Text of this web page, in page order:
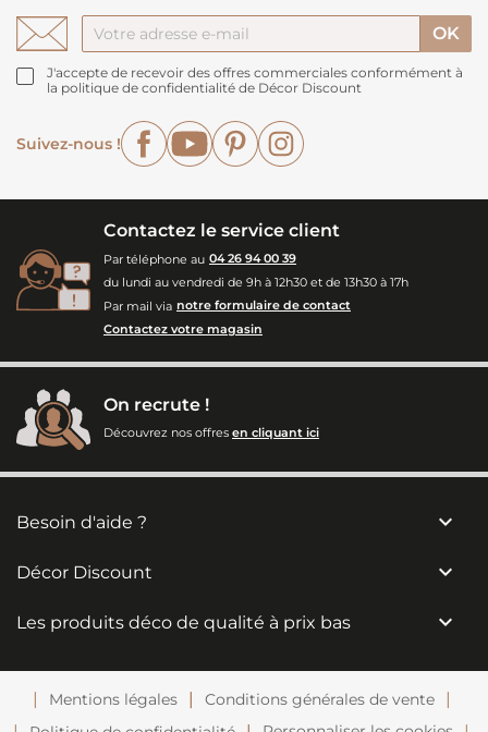
J'accepte de recevoir des offres commerciales conformément à
la politique de confidentialité de Décor Discount
Suivez-nous !
FacebookYouTubePinterest
Contactez le service client
Par téléphone au 04 26 94 00 39
du lundi au vendredi de 9h à 12h30 et de 13h30 à 17h
Par mail via notre formulaire de contact
Contactez votre magasin
On recrute !
Découvrez nos offres en cliquant ici
Besoin d'aide ? 
Décor Discount 
Les produits déco de qualité à prix bas 
Mentions légales
Conditions générales de vente